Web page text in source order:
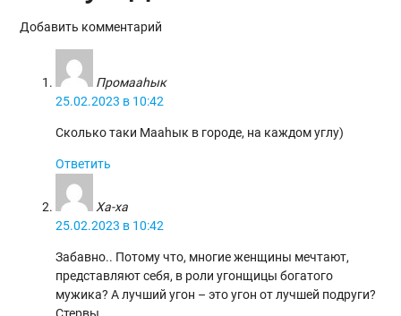
Добавить комментарий
Промааһык
25.02.2023 в 10:42
Сколько таки Мааһык в городе, на каждом углу)
Ответить
Ха-ха
25.02.2023 в 10:42
Забавно.. Потому что, многие женщины мечтают,
представляют себя, в роли угонщицы богатого
мужика? А лучший угон – это угон от лучшей подруги?